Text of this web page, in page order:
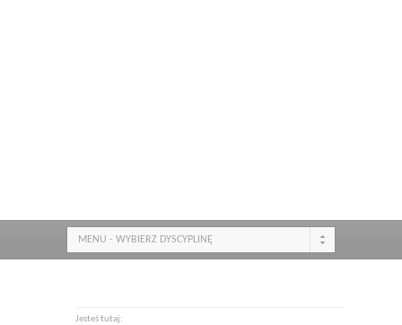
MENU - WYBIERZ DYSCYPLINĘ
Jesteś tutaj: